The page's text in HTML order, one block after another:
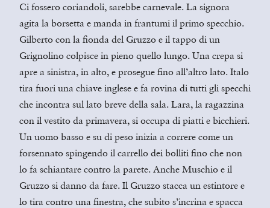
Ci fossero coriandoli, sarebbe carnevale. La signora
agita la borsetta e manda in frantumi il primo specchio.
Gilberto con la fionda del Gruzzo e il tappo di un
Grignolino colpisce in pieno quello lungo. Una crepa si
apre a sinistra, in alto, e prosegue fino all’altro lato. Italo
tira fuori una chiave inglese e fa rovina di tutti gli specchi
che incontra sul lato breve della sala. Lara, la ragazzina
con il vestito da primavera, si occupa di piatti e bicchieri.
Un uomo basso e su di peso inizia a correre come un
forsennato spingendo il carrello dei bolliti fino che non
lo fa schiantare contro la parete. Anche Muschio e il
Gruzzo si danno da fare. Il Gruzzo stacca un estintore e
lo tira contro una finestra, che subito s’incrina e spacca